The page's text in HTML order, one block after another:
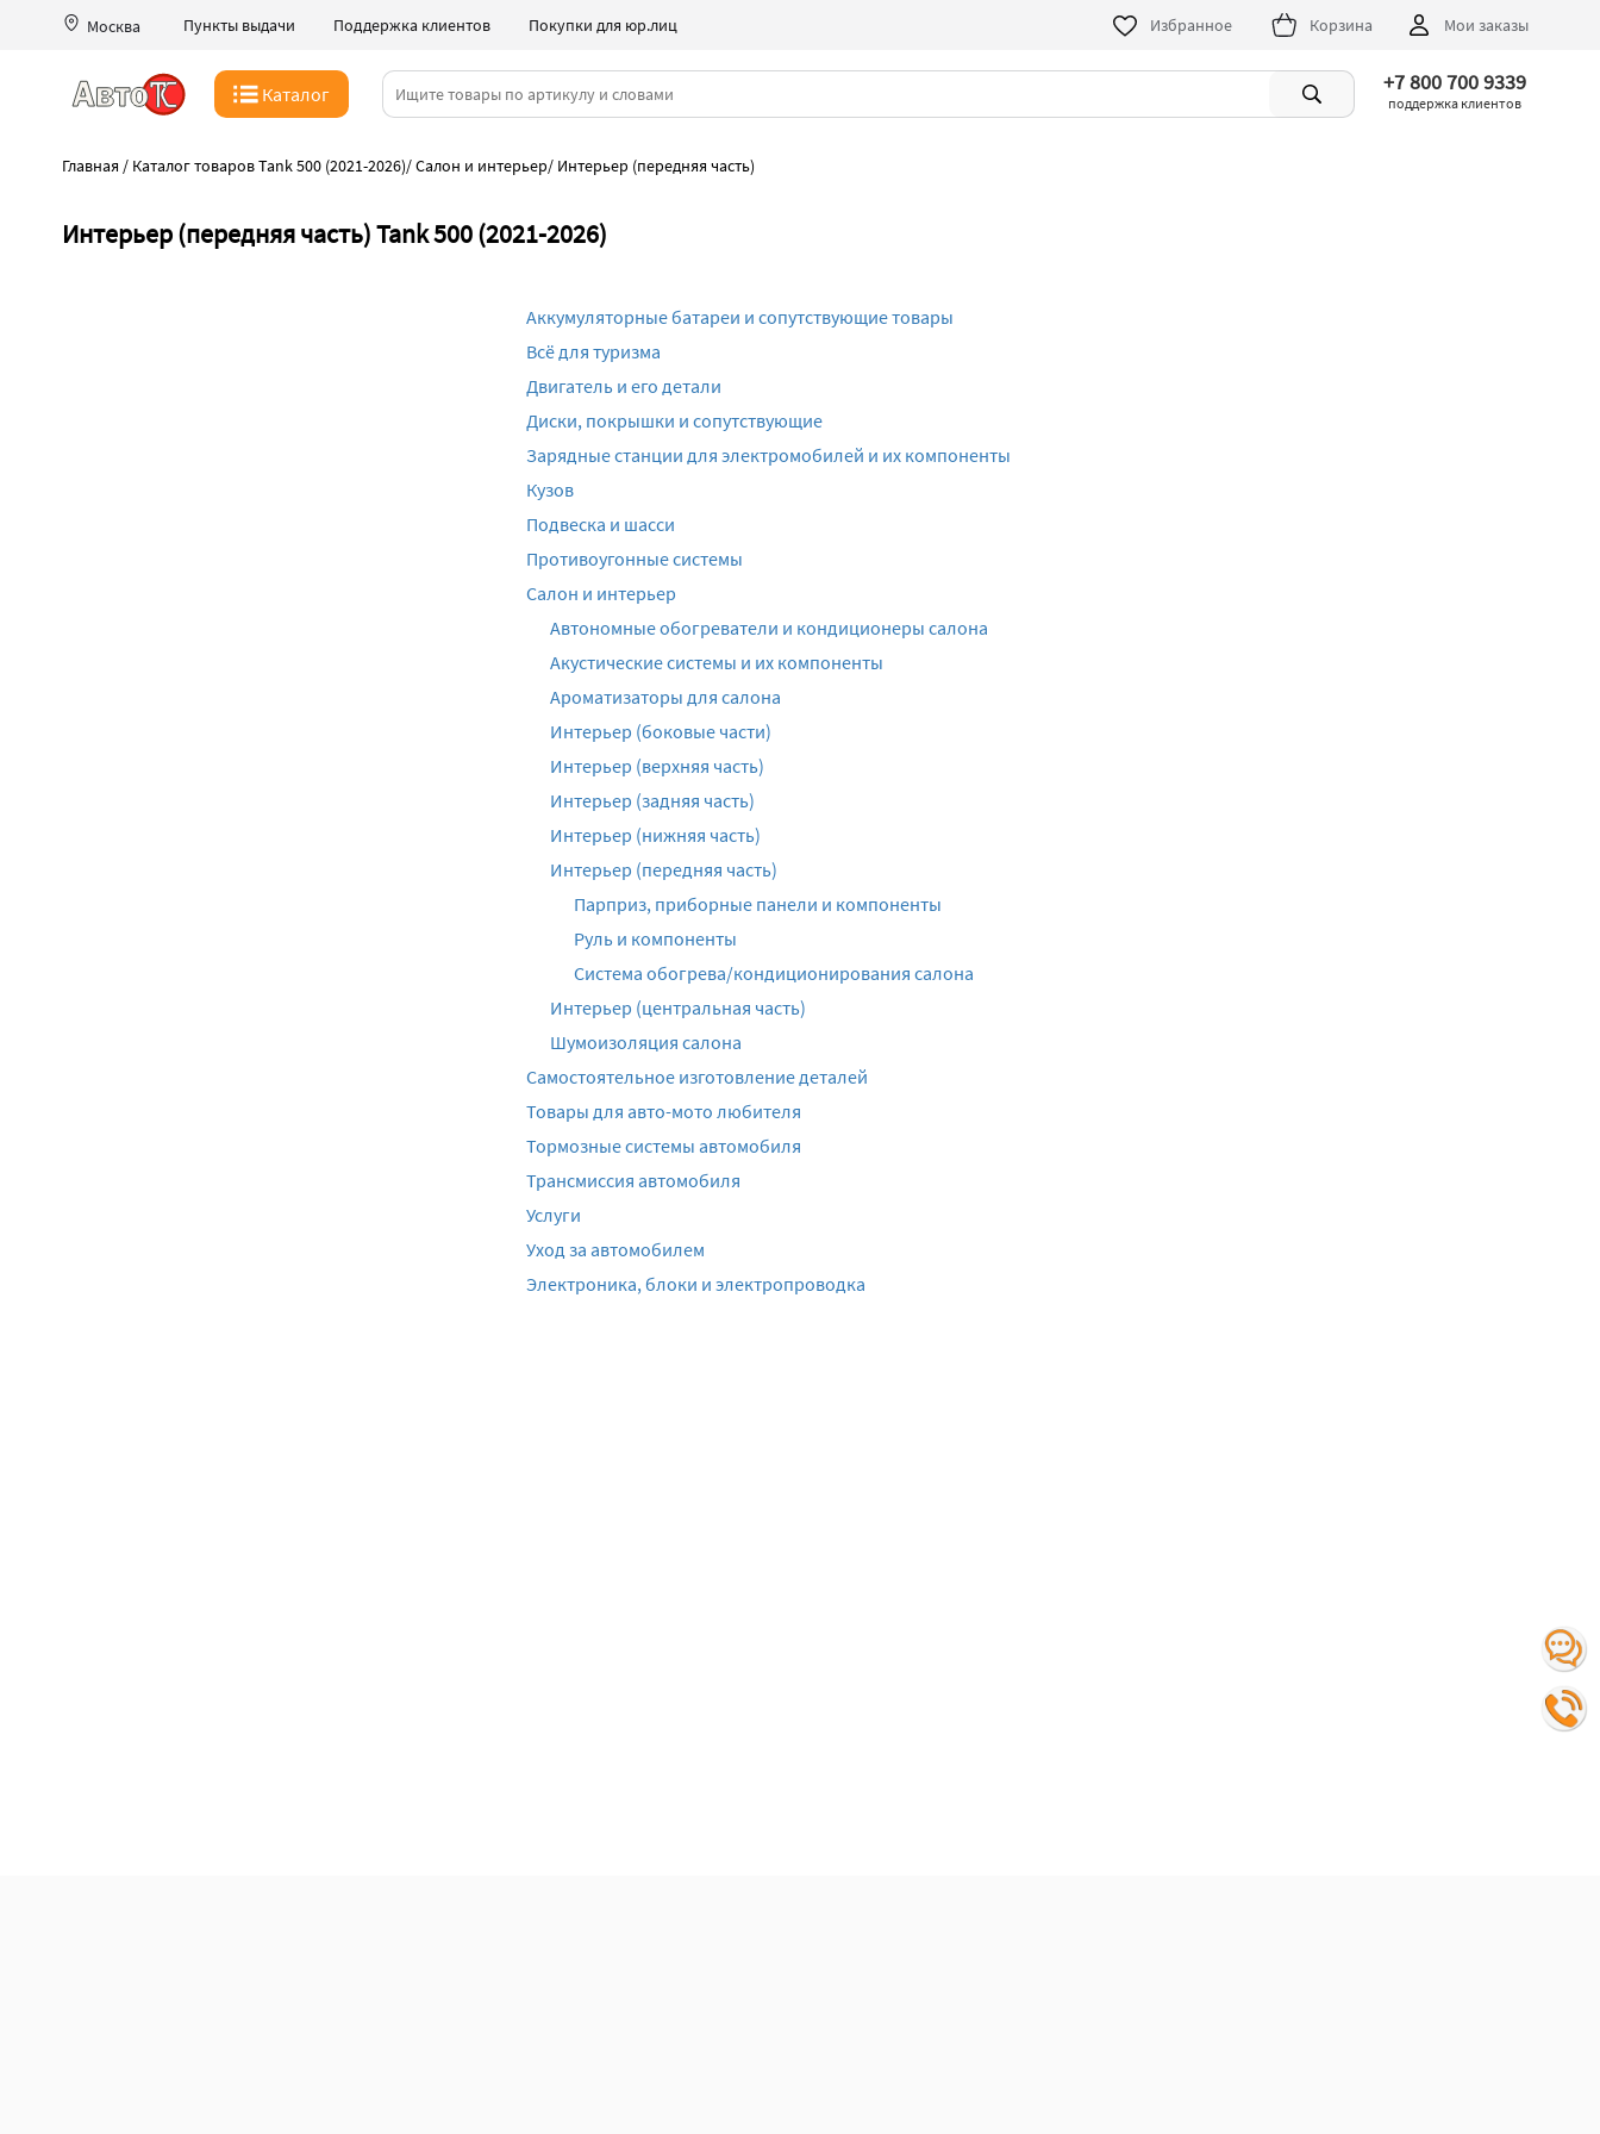
Москва Пункты выдачи Поддержка клиентов Покупки для юр.лиц Избранное Корзина Мои заказы
Каталог +7 800 700 9339
поддержка клиентов
Главная / Каталог товаров Tank 500 (2021-2026)/Салон и интерьер/ Интерьер (передняя часть)
Интерьер (передняя часть) Tank 500 (2021-2026)
Аккумуляторные батареи и сопутствующие товары
Всё для туризма
Двигатель и его детали
Диски, покрышки и сопутствующие
Зарядные станции для электромобилей и их компоненты
Кузов
Подвеска и шасси
Противоугонные системы
Салон и интерьер
Автономные обогреватели и кондиционеры салона
Акустические системы и их компоненты
Ароматизаторы для салона
Интерьер (боковые части)
Интерьер (верхняя часть)
Интерьер (задняя часть)
Интерьер (нижняя часть)
Интерьер (передняя часть)
Парприз, приборные панели и компоненты
Руль и компоненты
Система обогрева/кондиционирования салона
Интерьер (центральная часть)
Шумоизоляция салона
Самостоятельное изготовление деталей
Товары для авто-мото любителя
Тормозные системы автомобиля
Трансмиссия автомобиля
Услуги
Уход за автомобилем
Электроника, блоки и электропроводка